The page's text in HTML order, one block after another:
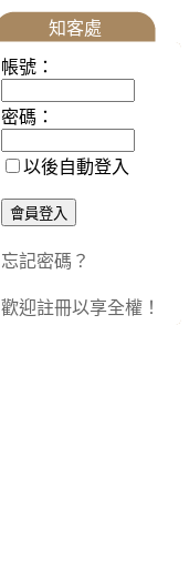
知客處
帳號：
密碼：
以後自動登入
忘記密碼？
歡迎註冊以享全權！